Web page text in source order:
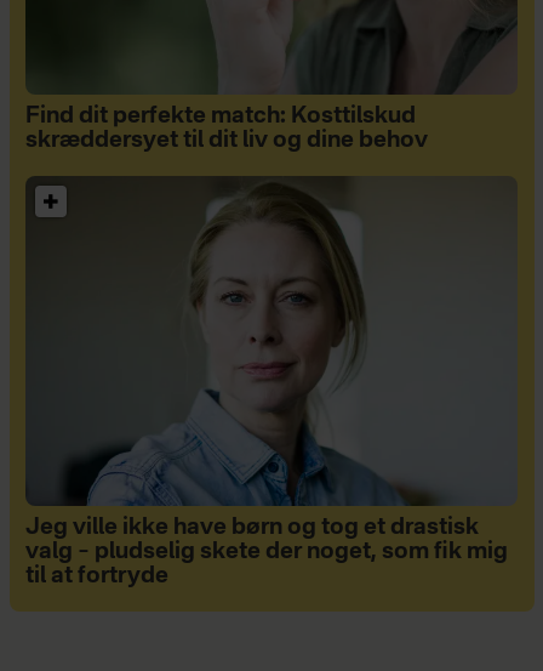
Find dit perfekte match: Kosttilskud
skræddersyet til dit liv og dine behov
Jeg ville ikke have børn og tog et drastisk
valg – pludselig skete der noget, som fik mig
til at fortryde